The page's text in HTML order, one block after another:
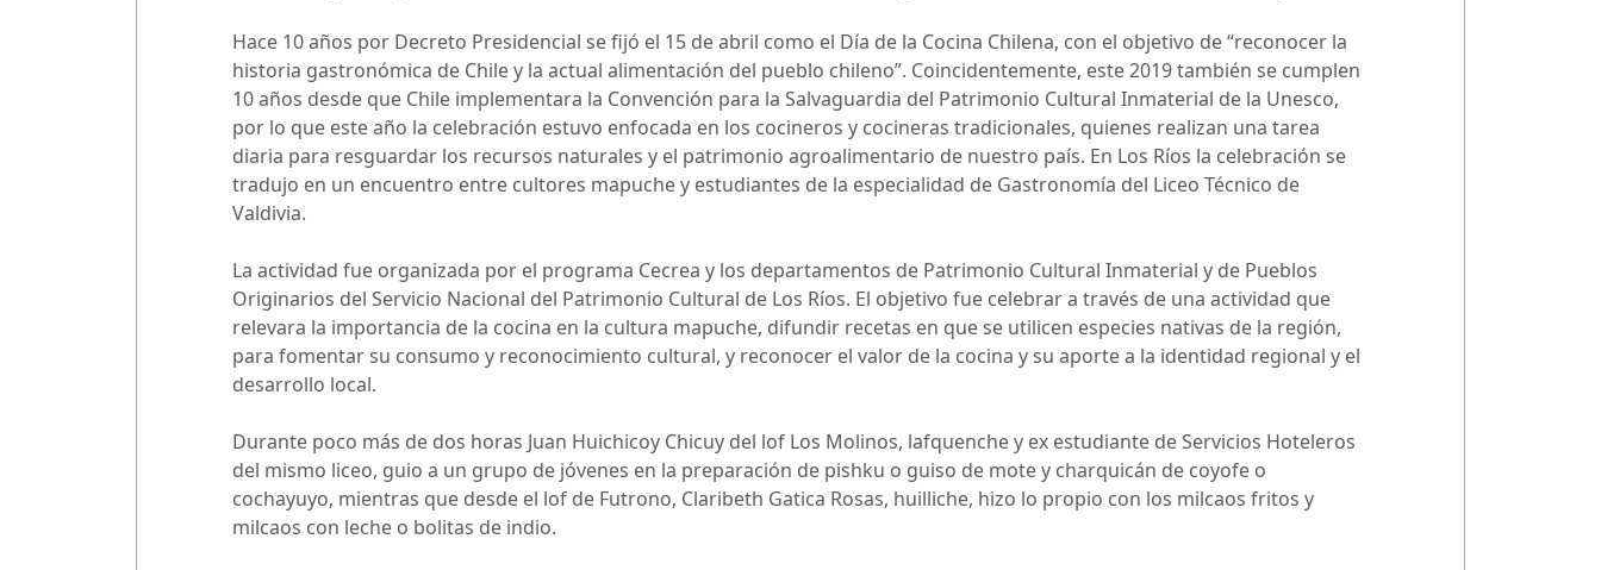
Hace 10 años por Decreto Presidencial se fijó el 15 de abril como el Día de la Cocina Chilena, con el objetivo de “reconocer la
historia gastronómica de Chile y la actual alimentación del pueblo chileno”. Coincidentemente, este 2019 también se cumplen
10 años desde que Chile implementara la Convención para la Salvaguardia del Patrimonio Cultural Inmaterial de la Unesco,
por lo que este año la celebración estuvo enfocada en los cocineros y cocineras tradicionales, quienes realizan una tarea
diaria para resguardar los recursos naturales y el patrimonio agroalimentario de nuestro país. En Los Ríos la celebración se
tradujo en un encuentro entre cultores mapuche y estudiantes de la especialidad de Gastronomía del Liceo Técnico de
Valdivia.
La actividad fue organizada por el programa Cecrea y los departamentos de Patrimonio Cultural Inmaterial y de Pueblos
Originarios del Servicio Nacional del Patrimonio Cultural de Los Ríos. El objetivo fue celebrar a través de una actividad que
relevara la importancia de la cocina en la cultura mapuche, difundir recetas en que se utilicen especies nativas de la región,
para fomentar su consumo y reconocimiento cultural, y reconocer el valor de la cocina y su aporte a la identidad regional y el
desarrollo local.
Durante poco más de dos horas Juan Huichicoy Chicuy del lof Los Molinos, lafquenche y ex estudiante de Servicios Hoteleros
del mismo liceo, guio a un grupo de jóvenes en la preparación de pishku o guiso de mote y charquicán de coyofe o
cochayuyo, mientras que desde el lof de Futrono, Claribeth Gatica Rosas, huilliche, hizo lo propio con los milcaos fritos y
milcaos con leche o bolitas de indio.